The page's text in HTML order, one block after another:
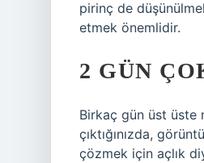
pirinç de
etmek önemlidir.
2 GÜN
Birkaç gün üst üste
çıktığınızda,
çözmek için açlık